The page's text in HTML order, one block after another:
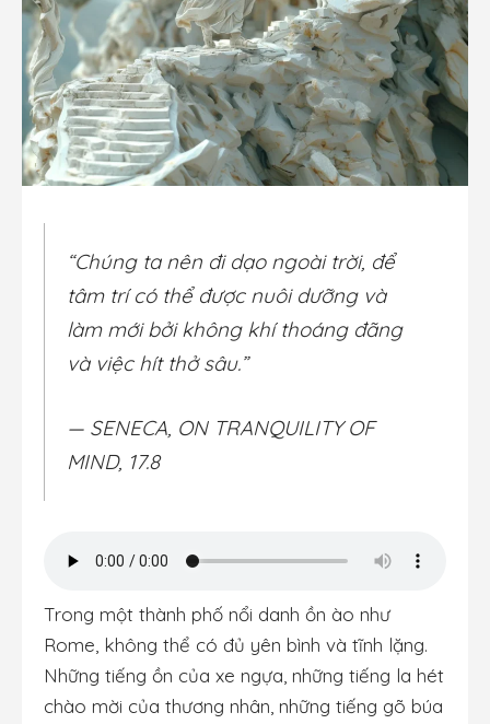
“Chúng ta nên đi dạo ngoài trời, để
tâm trí có thể được nuôi dưỡng và
làm mới bởi không khí thoáng đãng
và việc hít thở sâu.”
— SENECA, ON TRANQUILITY OF
MIND, 17.8
Trong một thành phố nổi danh ồn ào như
Rome, không thể có đủ yên bình và tĩnh lặng.
Những tiếng ồn của xe ngựa, những tiếng la hét
chào mời của thương nhân, những tiếng gõ búa